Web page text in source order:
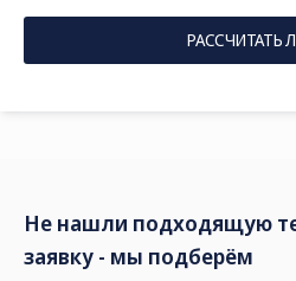
РАССЧИТАТЬ
Не нашли подходящую
заявку - мы подберём